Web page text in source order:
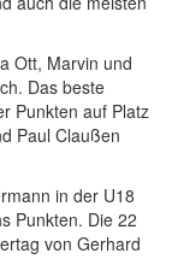
Ott, Marvin und
Das beste
Punkten auf Platz
Paul Claußen
in der U18
Punkten. Die 22
von Gerhard